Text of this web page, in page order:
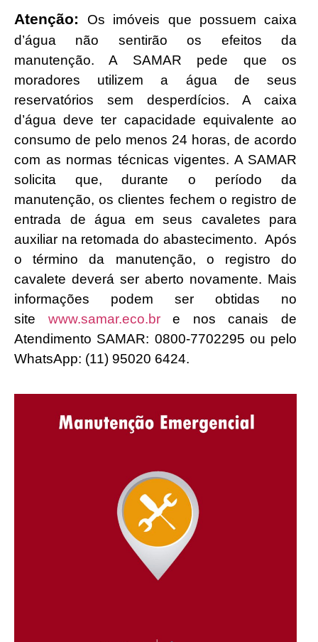
Atenção:
Os imóveis que possuem caixa
d’água não sentirão os efeitos da
manutenção. A SAMAR pede que os
moradores utilizem a água de seus
reservatórios sem desperdícios. A caixa
d’água deve ter capacidade equivalente ao
consumo de pelo menos 24 horas, de acordo
com as normas técnicas vigentes. A SAMAR
solicita que, durante o período da
manutenção, os clientes fechem o registro de
entrada de água em seus cavaletes para
auxiliar na retomada do abastecimento. Após
o término da manutenção, o registro do
cavalete deverá ser aberto novamente. Mais
informações podem ser obtidas no
site www.samar.eco.bre nos canais de
Atendimento SAMAR: 0800-7702295 ou pelo
WhatsApp: (11) 95020 6424.